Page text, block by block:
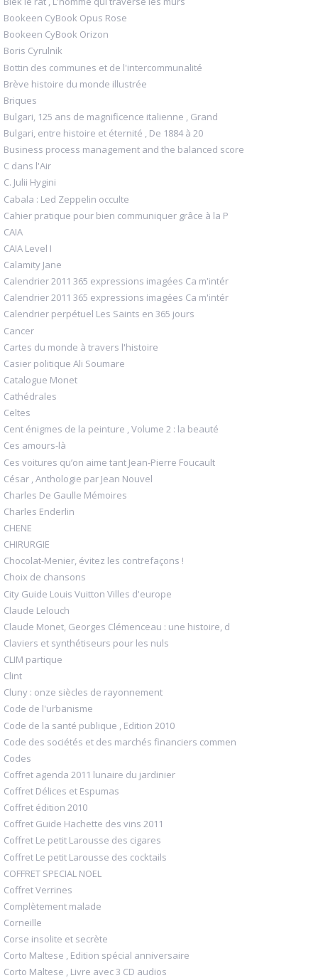
Bookeen CyBook Opus Rose
Bookeen CyBook Orizon
Boris Cyrulnik
Bottin des communes et de l'intercommunalité
Brève histoire du monde illustrée
Briques
Bulgari, 125 ans de magnificence italienne , Grand
Bulgari, entre histoire et éternité , De 1884 à 20
Business process management and the balanced score
C dans l'Air
C. Julii Hygini
Cabala : Led Zeppelin occulte
Cahier pratique pour bien communiquer grâce à la P
CAIA
CAIA Level I
Calamity Jane
Calendrier 2011 365 expressions imagées Ca m'intér
Calendrier 2011 365 expressions imagées Ca m'intér
Calendrier perpétuel Les Saints en 365 jours
Cancer
Cartes du monde à travers l'histoire
Casier politique Ali Soumare
Catalogue Monet
Cathédrales
Celtes
Cent énigmes de la peinture , Volume 2 : la beauté
Ces amours-là
Ces voitures qu’on aime tant Jean-Pierre Foucault
César , Anthologie par Jean Nouvel
Charles De Gaulle Mémoires
Charles Enderlin
CHENE
CHIRURGIE
Chocolat-Menier, évitez les contrefaçons !
Choix de chansons
City Guide Louis Vuitton Villes d'europe
Claude Lelouch
Claude Monet, Georges Clémenceau : une histoire, d
Claviers et synthétiseurs pour les nuls
CLIM partique
Clint
Cluny : onze siècles de rayonnement
Code de l'urbanisme
Code de la santé publique , Edition 2010
Code des sociétés et des marchés financiers commen
Codes
Coffret agenda 2011 lunaire du jardinier
Coffret Délices et Espumas
Coffret édition 2010
Coffret Guide Hachette des vins 2011
Coffret Le petit Larousse des cigares
Coffret Le petit Larousse des cocktails
COFFRET SPECIAL NOEL
Coffret Verrines
Complètement malade
Corneille
Corse insolite et secrète
Corto Maltese , Edition spécial anniversaire
Corto Maltese , Livre avec 3 CD audios